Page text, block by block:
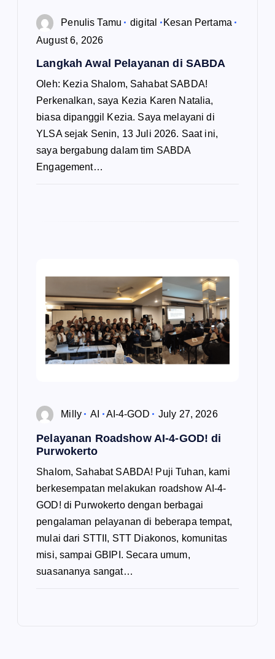
Penulis Tamu digital
Kesan Pertama
August 6, 2026
Langkah Awal Pelayanan di SABDA
Oleh: Kezia Shalom, Sahabat SABDA!
Perkenalkan, saya Kezia Karen Natalia,
biasa dipanggil Kezia. Saya melayani di
YLSA sejak Senin, 13 Juli 2026. Saat ini,
saya bergabung dalam tim SABDA
Engagement…
Milly AI AI-4-GOD July 27, 2026
Pelayanan Roadshow AI-4-GOD! di
Purwokerto
Shalom, Sahabat SABDA! Puji Tuhan, kami
berkesempatan melakukan roadshow AI-4-
GOD! di Purwokerto dengan berbagai
pengalaman pelayanan di beberapa tempat,
mulai dari STTII, STT Diakonos, komunitas
misi, sampai GBIPI. Secara umum,
suasananya sangat…